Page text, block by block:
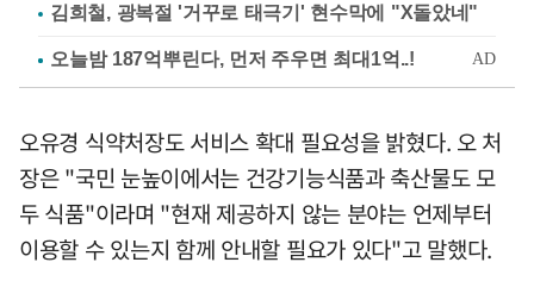
김희철, 광복절 '거꾸로 태극기' 현수막에 "X돌았네"
오유경 식약처장도 서비스 확대 필요성을 밝혔다. 오 처
장은 "국민 눈높이에서는 건강기능식품과 축산물도 모
두 식품"이라며 "현재 제공하지 않는 분야는 언제부터
이용할 수 있는지 함께 안내할 필요가 있다"고 말했다.